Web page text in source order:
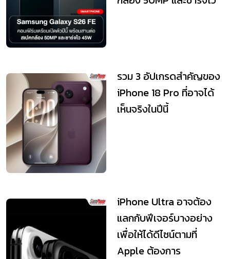
รวม 3 อัปเกรดสำคัญของ
iPhone 18 Pro ที่อาจได้
เห็นจริงในปีนี้
iPhone Ultra อาจต้อง
แลกกับฟีเจอร์บางอย่าง
เพื่อให้ได้ดีไซน์ตามที่
Apple ต้องการ